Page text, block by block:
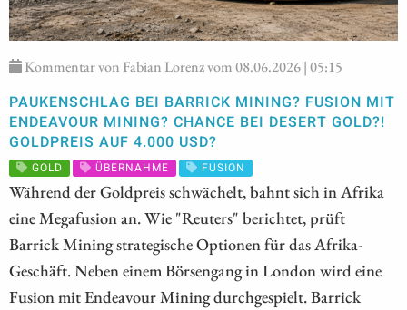
Kommentar von Fabian Lorenz vom 08.06.2026 | 05:15
PAUKENSCHLAG BEI BARRICK MINING? FUSION MIT
ENDEAVOUR MINING? CHANCE BEI DESERT GOLD?!
GOLDPREIS AUF 4.000 USD?
GOLD ÜBERNAHME FUSION
Während der Goldpreis schwächelt, bahnt sich in Afrika
eine Megafusion an. Wie "Reuters" berichtet, prüft
Barrick Mining strategische Optionen für das Afrika-
Geschäft. Neben einem Börsengang in London wird eine
Fusion mit Endeavour Mining durchgespielt. Barrick